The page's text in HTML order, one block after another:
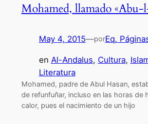
Mohamed, llamado «Abu-
May 4, 2015—porEq.
en Al-Andalus, Cultura,
Literatura
Mohamed, padre de Abul Hasan,
de refunfuñar, incluso en las horas de
calor, pues el nacimiento de un hijo